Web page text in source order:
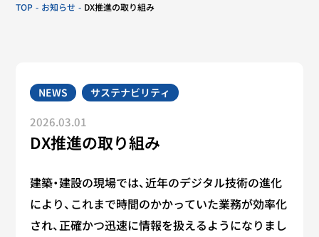
TOP お知らせ DX推進の取り組み
NEWS サステナビリティ
2026.03.01
DX推進の取り組み
建築・建設の現場では、近年のデジタル技術の進化
により、これまで時間のかかっていた業務が効率化
され、正確かつ迅速に情報を扱えるようになりまし